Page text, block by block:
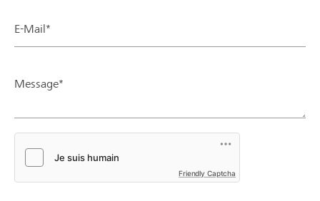
E-Mail*
Message*
Friendly Captcha